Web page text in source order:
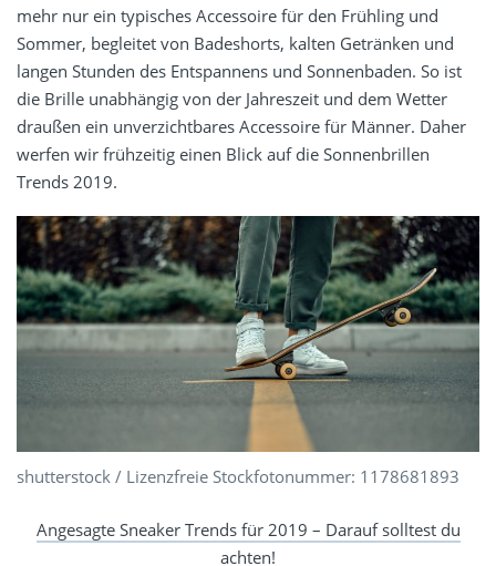
mehr nur ein typisches Accessoire für den Frühling und
Sommer, begleitet von Badeshorts, kalten Getränken und
langen Stunden des Entspannens und Sonnenbaden. So ist
die Brille unabhängig von der Jahreszeit und dem Wetter
draußen ein unverzichtbares Accessoire für Männer. Daher
werfen wir frühzeitig einen Blick auf die Sonnenbrillen
Trends 2019.
shutterstock / Lizenzfreie Stockfotonummer: 1178681893
Angesagte Sneaker Trends für 2019 – Darauf solltest du
achten!